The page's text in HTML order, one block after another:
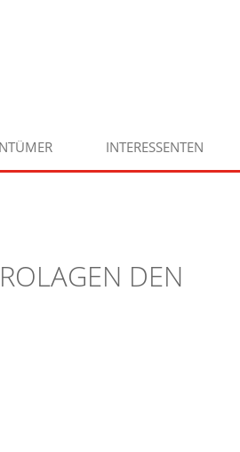
INTERESSENTEN
DEN